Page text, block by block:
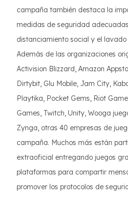
campaña también destaca la
medidas de seguridad
distanciamiento social y el
Además de las organizaciones
Activision Blizzard, Amazon
Dirtybit, Glu Mobile, Jam City,
Playtika, Pocket Gems, Riot
Games, Twitch, Unity, Wooga
Zynga, otras 40 empresas de
campaña. Muchos más están
extraoficial entregando juegos
plataformas para compartir
promover los protocolos de